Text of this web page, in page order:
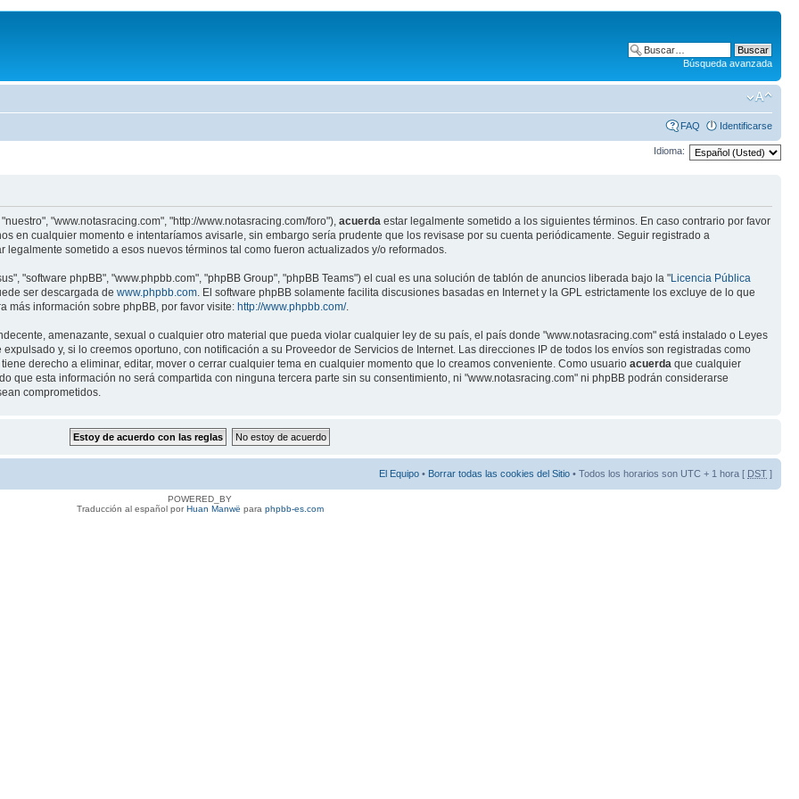
Búsqueda avanzada
FAQ Identificarse
Idioma:
"www.notasracing.com", "http://www.notasracing.com/foro"), acuerda estar legalmente sometido a los siguientes términos. En caso contrario por favor
en cualquier momento e intentaríamos avisarle, sin embargo sería prudente que los revisase por su cuenta periódicamente. Seguir registrado a
legalmente sometido a esos nuevos términos tal como fueron actualizados y/o reformados.
"software phpBB", "www.phpbb.com", "phpBB Group", "phpBB Teams") el cual es una solución de tablón de anuncios liberada bajo la "Licencia Pública
ser descargada de www.phpbb.com. El software phpBB solamente facilita discusiones basadas en Internet y la GPL estrictamente los excluye de lo que
más información sobre phpBB, por favor visite: http://www.phpbb.com/.
amenazante, sexual o cualquier otro material que pueda violar cualquier ley de su país, el país donde "www.notasracing.com" está instalado o Leyes
y, si lo creemos oportuno, con notificación a su Proveedor de Servicios de Internet. Las direcciones IP de todos los envíos son registradas como
derecho a eliminar, editar, mover o cerrar cualquier tema en cualquier momento que lo creamos conveniente. Como usuario acuerda que cualquier
que esta información no será compartida con ninguna tercera parte sin su consentimiento, ni "www.notasracing.com" ni phpBB podrán considerarse
comprometidos.
El Equipo • Borrar todas las cookies del Sitio • Todos los horarios son UTC + 1 hora [ DST ]
POWERED_BY
Traducción al español porHuan Manwë para phpbb-es.com